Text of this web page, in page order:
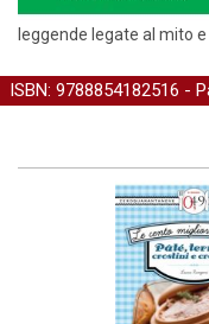
leggende legate al mito
ISBN: 9788854182516 -